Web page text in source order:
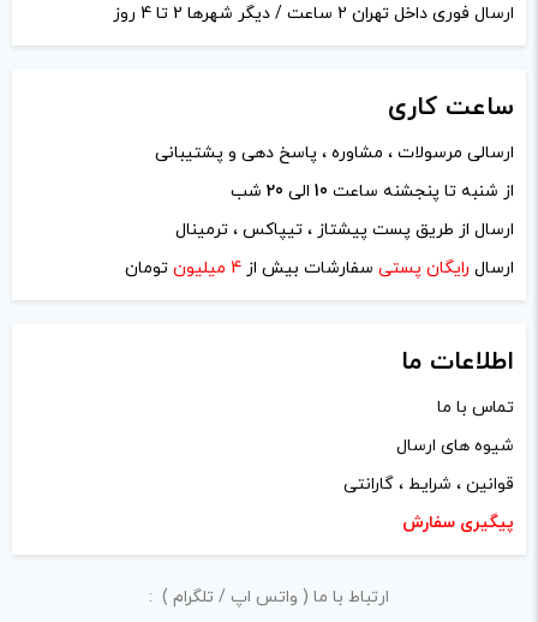
نام*
ایمیل*
ذخیره نام، ایمیل و وبسایت من در مرورگر برای زمانی که دوباره
دیدگاهی می‌نویسم.
لازم است محتوای ارسالی منطبق برعرف و شئونات جامعه و با
بیانی رسمی و عاری از لحن تند، تمسخرو توهین باشد.
ارسال فوری داخل تهران 2 ساعت / دیگر شهرها 2 تا 4 روز
ساعت کاری
ارسالی مرسولات ، مشاوره ، پاسخ دهی و پشتیبانی
از شنبه تا پنجشنه ساعت 10 الی 20 شب
ارسال از طریق پست پیشتاز ، تیپاکس ، ترمینال
ارسال رایگان پستی سفارشات بیش از 4 میلیون تومان
اطلاعات ما
تماس با ما
شیوه های ارسال
قوانین ، شرایط ، گارانتی
پیگیری سفارش
ارتباط با ما ( واتس اپ / تلگرام ) :